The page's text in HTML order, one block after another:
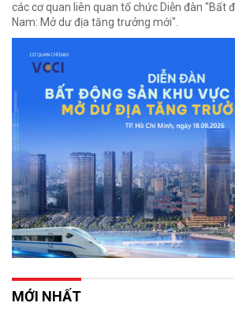
các cơ quan liên quan tổ chức Diễn đàn "Bất
Nam: Mở dư địa tăng trưởng mới".
MỚI NHẤT